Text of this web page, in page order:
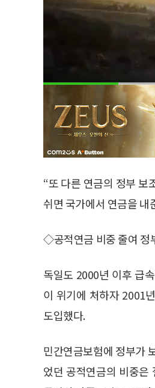
“또 다른 연금의 정부 보
쉬면 국가에서 연금을 내
◇공적연금 비중 줄여 정
독일도 2000년 이후 급
이 위기에 처하자 2001
도입했다.
민간연금보험에 정부가
었던 공적연금의 비중은